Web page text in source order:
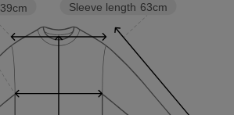
Sleeve length 63cm
39cm